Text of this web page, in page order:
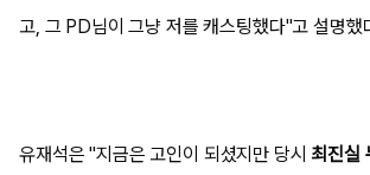
고, 그 PD님이 그냥 저를 캐스팅했다"고 설명했
유재석은 "지금은 고인이 되셨지만 당시 최진실